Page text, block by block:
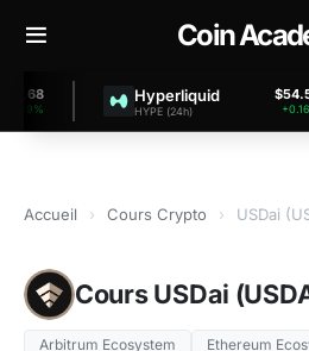
Coin
Hyperliquid
HYPE (24h)
$54.50
+0.16%
Accueil › Cours Crypto › USDai
Cours USDai
Arbitrum Ecosystem Ethereum